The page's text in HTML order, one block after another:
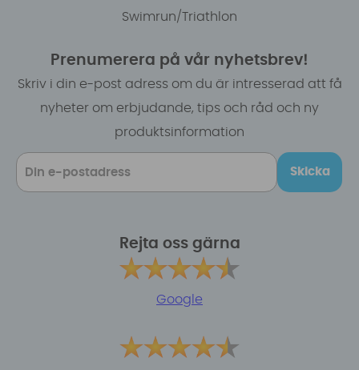
Swimrun/Triathlon
Prenumerera på vår nyhetsbrev!
Skriv i din e-post adress om du är intresserad att få
nyheter om erbjudande, tips och råd och ny
produktsinformation
Skicka
Rejta oss gärna
Google